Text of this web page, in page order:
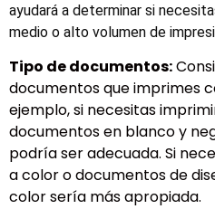
ayudará a determinar si
medio o alto volumen de
Tipo de documentos:
documentos que imprimes
ejemplo, si necesitas
documentos en blanco y
podría ser adecuada. Si
a color o documentos de
color sería más apropiada.